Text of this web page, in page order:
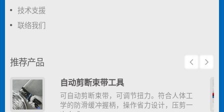
技术支援
联络我们
推荐产品
自动剪断束带工具
可自动剪断束带，可调节扭力。符合人体工
学的防滑缓冲握柄，操作省力设计，压剪一